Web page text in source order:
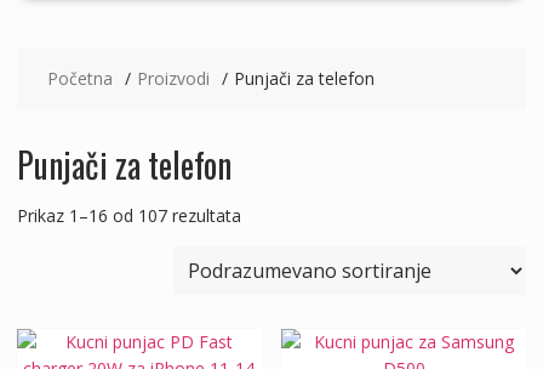
Početna Proizvodi Punjači za telefon
Punjači za telefon
Prikaz 1–16 od 107 rezultata